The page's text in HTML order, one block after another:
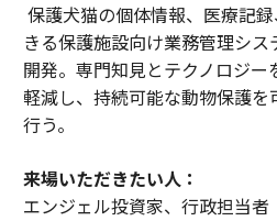
保護犬猫の個体情報、医療記
きる保護施設向け業務管理シ
開発。専門知見とテクノロジー
軽減し、持続可能な動物保護
行う。
来場いただきたい人：
エンジェル投資家、行政担当者